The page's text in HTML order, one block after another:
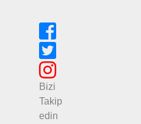
Bizi
Takip
edin